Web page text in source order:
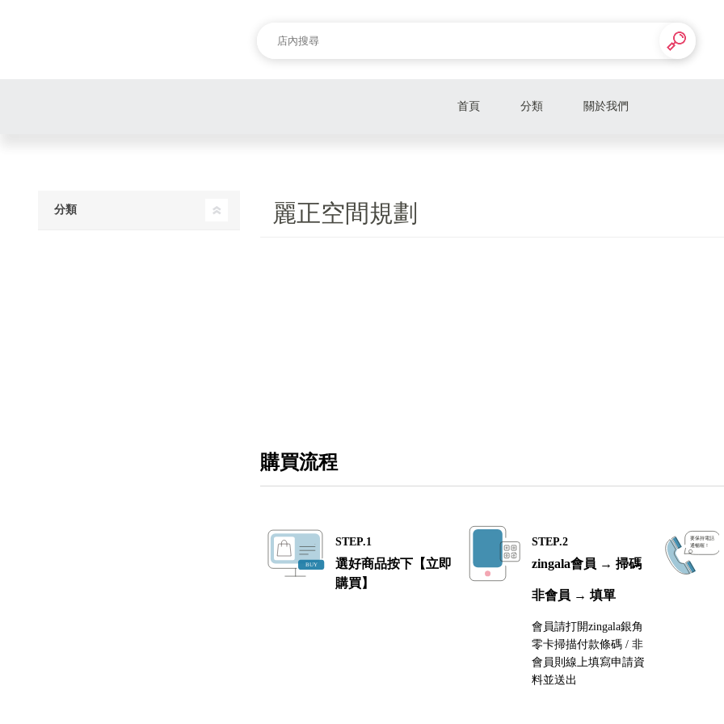
首頁 分類 關於我們
麗正空間規劃
購買流程
STEP.1
選好商品按下【立即
購買】
STEP.2
zingala會員 → 掃碼
非會員 → 填單
會員請打開zingala銀角
零卡掃描付款條碼 / 非
會員則線上填寫申請資
料並送出
分類